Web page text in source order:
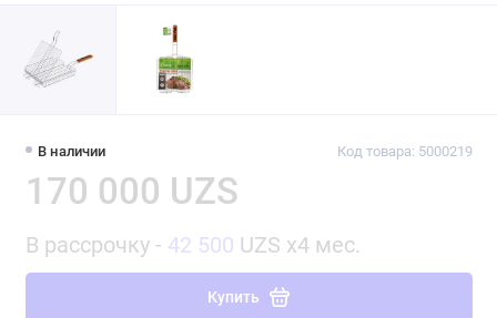
В наличии Код товара: 5000219
170 000 UZS
В рассрочку - 42 500 UZS x4 мес.
Купить